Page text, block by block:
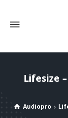
Lifesize
Audiopro